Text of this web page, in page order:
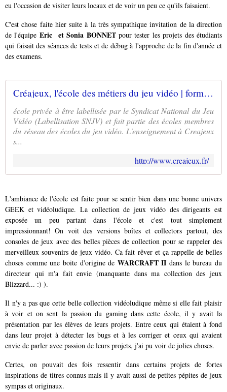
eu l'occasion de visiter leurs locaux et de voir un peu ce qu'ils faisaient.
C'est chose faite hier suite à la très sympathique invitation de la direction
de l'équipe Eric et Sonia BONNETpour tester les projets des étudiants
qui faisait des séances de tests et de débug à l'approche de la fin d'année et
des examens.
Créajeux, l'école des métiers du jeu vidéo | formations jeux vidéo infographiste, cinématique, programmeur
école privée à être labellisée par le Syndicat National du Jeu
Vidéo (Labellisation SNJV) et fait partie des écoles membres
du réseau des écoles du jeu vidéo. L'enseignement à Creajeux
s...
http://www.creajeux.fr/
L'ambiance de l'école est faite pour se sentir bien dans une bonne univers
GEEK et vidéoludique. La collection de jeux vidéo des dirigeants est
exposée un peu partant dans l'école et c'est tout simplement
impressionnant! On voit des versions boîtes et collectors partout, des
consoles de jeux avec des belles pièces de collection pour se rappeler des
merveilleux souvenirs de jeux vidéo. Ca fait rêver et ça rappelle de belles
choses comme une boite d'origine de WARCRAFT II dans le bureau du
directeur qui m'a fait envie (manquante dans ma collection des jeux
Blizzard... :) ).
Il n'y a pas que cette belle collection vidéoludique même si elle fait plaisir
à voir et on sent la passion du gaming dans cette école, il y avait la
présentation par les élèves de leurs projets. Entre ceux qui étaient à fond
dans leur projet à détecter les bugs et à les corriger et ceux qui avaient
envie de parler avec passion de leurs projets, j'ai pu voir de jolies choses.
Certes, on pouvait des fois ressentir dans certains projets de fortes
inspirations de titres connus mais il y avait aussi de petites pépites de jeux
sympas et originaux.